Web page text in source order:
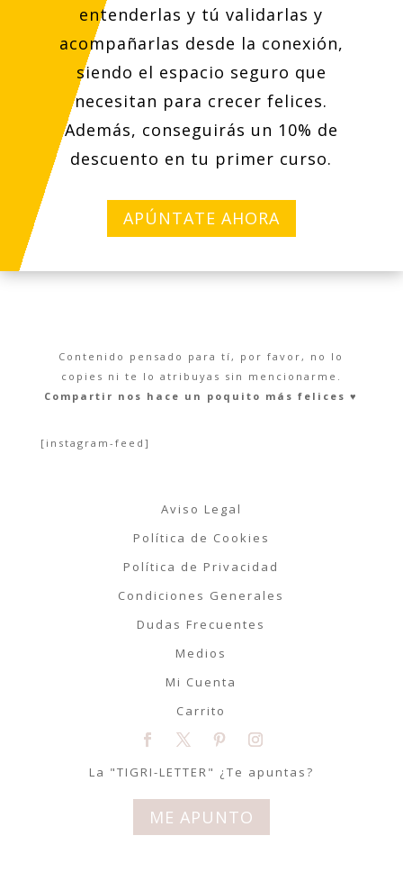
entenderlas y tú validarlas y
acompañarlas desde la conexión,
siendo el espacio seguro que
necesitan para crecer felices.
Además, conseguirás un 10% de
descuento en tu primer curso.
APÚNTATE AHORA
Contenido pensado para tí, por favor, no lo
copies ni te lo atribuyas sin mencionarme.
Compartir nos hace un poquito más felices ♥︎
[instagram-feed]
Aviso Legal
Política de Cookies
Política de Privacidad
Condiciones Generales
Dudas Frecuentes
Medios
Mi Cuenta
Carrito
La "TIGRI-LETTER" ¿Te apuntas?
ME APUNTO